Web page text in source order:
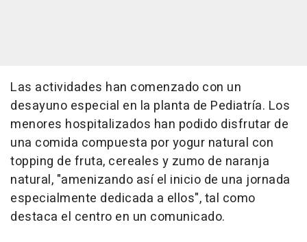
Las actividades han comenzado con un
desayuno especial en la planta de Pediatría. Los
menores hospitalizados han podido disfrutar de
una comida compuesta por yogur natural con
topping de fruta, cereales y zumo de naranja
natural, "amenizando así el inicio de una jornada
especialmente dedicada a ellos", tal como
destaca el centro en un comunicado.